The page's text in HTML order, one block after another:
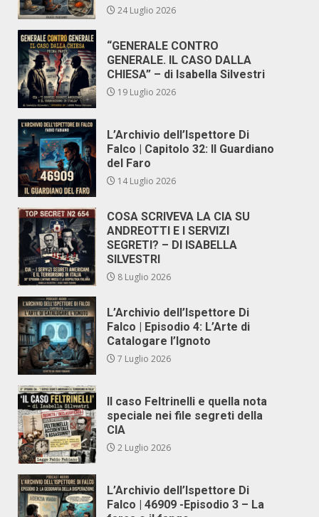
24 Luglio 2026
“GENERALE CONTRO
GENERALE. IL CASO DALLA
CHIESA” – di Isabella Silvestri
19 Luglio 2026
L’Archivio dell’Ispettore Di
Falco | Capitolo 32: Il Guardiano
del Faro
14 Luglio 2026
COSA SCRIVEVA LA CIA SU
ANDREOTTI E I SERVIZI
SEGRETI? – DI ISABELLA
SILVESTRI
8 Luglio 2026
L’Archivio dell’Ispettore Di
Falco | Episodio 4: L’Arte di
Catalogare l’Ignoto
7 Luglio 2026
Il caso Feltrinelli e quella nota
speciale nei file segreti della
CIA
2 Luglio 2026
L’Archivio dell’Ispettore Di
Falco | 46909 -Episodio 3 – La